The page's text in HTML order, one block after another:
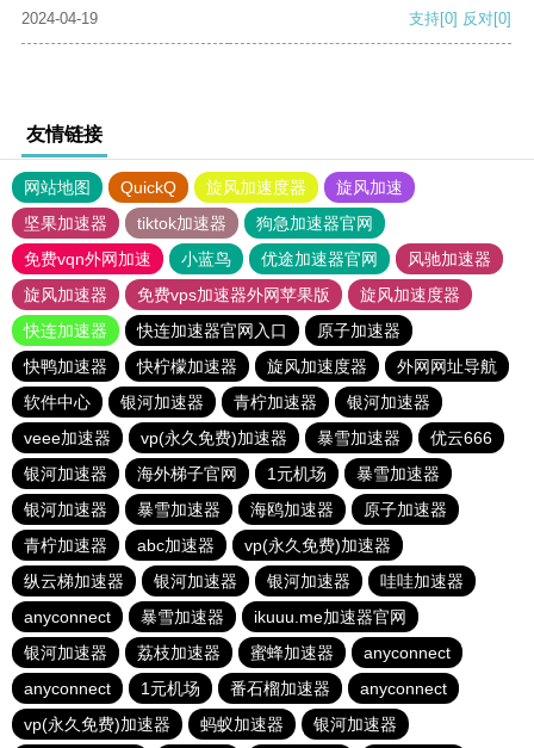
2024-04-19 支持[0] 反对[0]
友情链接
网站地图 QuickQ 旋风加速度器
旋风加速
坚果加速器
tiktok加速器
狗急加速器官网
免费vqn外网加速
小蓝鸟 优途加速器官网
风驰加速器
旋风加速器
免费vps加速器外网苹果版
旋风加速度器
快连加速器
快连加速器官网入口
原子加速器
快鸭加速器
快柠檬加速器 旋风加速度器
外网网址导航
软件中心
银河加速器 青柠加速器
银河加速器
veee加速器
vp(永久免费)加速器 暴雪加速器
优云666
银河加速器
海外梯子官网 1元机场
暴雪加速器
银河加速器
暴雪加速器 海鸥加速器
原子加速器
青柠加速器
abc加速器
vp(永久免费)加速器
纵云梯加速器
银河加速器 银河加速器
哇哇加速器
anyconnect
暴雪加速器
ikuuu.me加速器官网
银河加速器
荔枝加速器 蜜蜂加速器
anyconnect
anyconnect
1元机场 番石榴加速器
anyconnect
vp(永久免费)加速器
蚂蚁加速器 银河加速器